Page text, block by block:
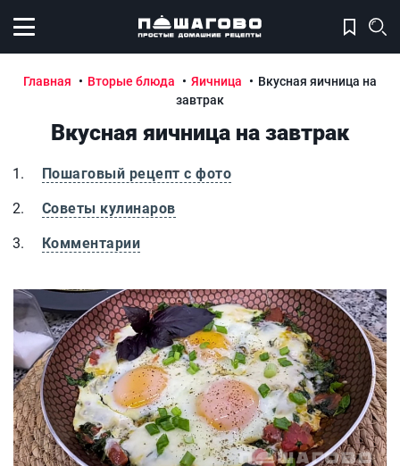
Открыть меню
Главная Вторые блюда Яичница
Вкусная яичница на
завтрак
Вкусная яичница на завтрак
Пошаговый рецепт с фото
Советы кулинаров
Комментарии
Вкусная яичница на завтрак